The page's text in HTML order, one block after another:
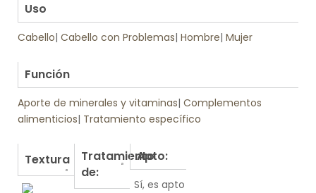
Uso
Cabello| Cabello con Problemas| Hombre| Mujer
Función
Aporte de minerales y vitaminas| Complementos
alimenticios| Tratamiento específico
Textura
Tratamiento
de:
Apto:
Sí, es apto